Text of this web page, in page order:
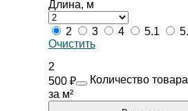
Длина, м
2 3 4 5.1
Очистить
2
500 ₽
за м²
Количество